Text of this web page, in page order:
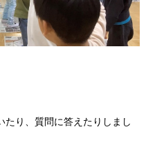
たり、質問に答えたりしまし